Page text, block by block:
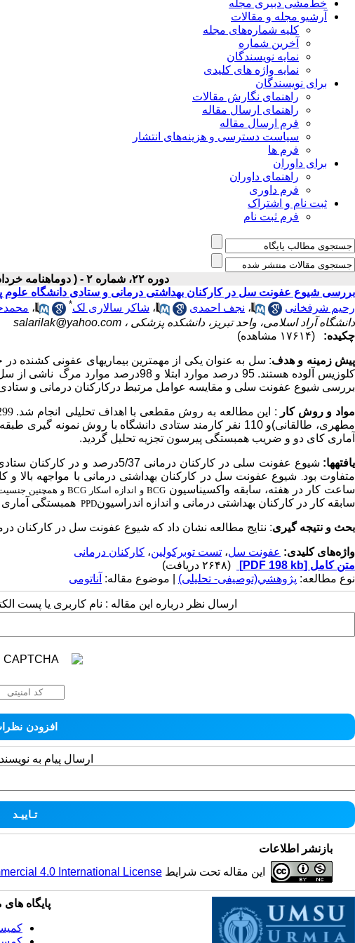
خط‌مشی دبیری مجله
آرشیو مجله و مقالات
کلیه شماره‌های مجله
آخرین شماره
نمایه نویسندگان
نمایه واژه های کلیدی
برای نویسندگان
راهنمای نگارش مقالات
راهنمای ارسال مقاله
فرم ارسال مقاله
سیاست دسترسی و هزینه‌های انتشار
فرم ها
برای داوران
راهنمای داوران
فرم داوری
ثبت نام و اشتراک
فرم ثبت نام
دوره ۲۲، شماره ۲ - ( دوماهنامه خرداد-تیر ۱۳۹۰ )
بررسی شیوع عفونت سل در کارکنان بهداشتی درمانی و ستادی دانشگاه علوم
رحیم شرفخانی
، نجف احمدی ، شاکر سالاری لک* ،
دانشگاه آراد اسلامی، واحد تبریز، دانشکده پزشکی ، salarilak@yahoo.com
چکیده:
(۱۷۶۱۴ مشاهده)
پیش زمینه و هدف: سل به عنوان یکی از مهم­ترین بیماری­های عفونی کشنده
کلوزیس آلوده هستند. 95 درصد موارد ابتلا و 98درصد موارد مرگ
ناشی از
بررسی شیوع عفونت سلی و مقایسه عوامل مرتبط درکارکنان درمانی و
مواد و روش کار : این مطالعه به روش مقطعی با اهداف تحلیلی انجام شد. 299 نفر
مطهری، طالقانی)و 110 نفر کارمند ستادی دانشگاه با روش نمونه گیری طبقه ای چند مرحله ای وارد مطالعه شدند.
آماری کای دو و ضریب همبستگی پیرسون تجزیه تحلیل گردید.
یافته­ها:
متفاوت بود. شیوع عفونت سل در کارکنان بهداشتی درمانی با مواجهه بالا و
ساعت کار در هفته، سابقه واکسیناسیون BCG و اندازه اسکار BCG و همچنین جنسیت
سابقه کار در کارکنان بهداشتی درمانی و اندازه اندراسیونPPD همبستگی
بحث و نتیجه گیری: نتایج مطالعه نشان داد که شیوع عفونت سل در کارکنان
واژه‌های کلیدی: عفونت سل، تست توبرکولین، کارکنان درمانی
متن کامل [PDF 198 kb]
(۲۶۴۸ دریافت)
نوع مطالعه: پژوهشي(توصیفی- تحلیلی) | موضوع مقاله: آناتومی
ارسال نظر درباره این مقاله : نام کاربری یا پست
ارسال پیام به
بازنشر اطلاعات
این مقاله تحت شرایط4.0 International License
پایگاه